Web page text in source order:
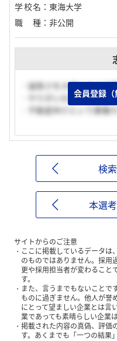
学校名 ： 東海大学
職種 ： 非公開
・誠実さを大切にする企
・やりがいのある仕事が
・不動産仲介という業種
会員登録
検
本選
サイトからのご注意
ここに掲載しているデータは
のものではありません。採用
更や採用担当者が変わること
す。
また、言うまでもないことで
ものに過ぎません。他人が誉
にとって望ましい企業とは言
業であっても素晴らしい企業
掲載された内容の真偽、評価
す。あくまでも「一つの結果